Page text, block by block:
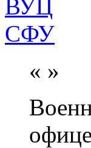
« »